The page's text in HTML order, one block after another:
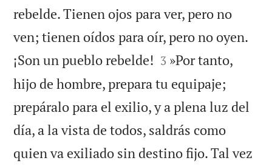
rebelde. Tienen ojos para ver, pero no
ven; tienen oídos para oír, pero no oyen.
¡Son un pueblo rebelde! 

3 »Por tanto,
hijo de hombre, prepara tu equipaje;
prepáralo para el exilio, y a plena luz del
día, a la vista de todos, saldrás como
quien va exiliado sin destino fijo. Tal vez